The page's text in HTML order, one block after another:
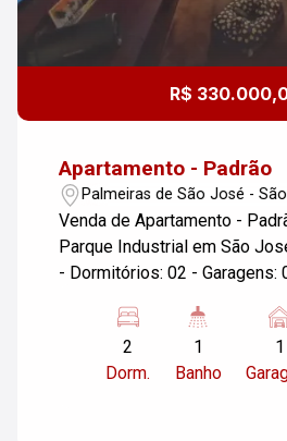
R$
Apartamento - Padrão
Palmeiras de São José -
Campos/SP
Venda de Apartamento -
Parque Industrial em São
- Dormitórios: 02 - Garagens:
Parque Industrial oferece
ideal para quem busca um
aconchegante. Com dois
2
Dorm.
1
Banho
1